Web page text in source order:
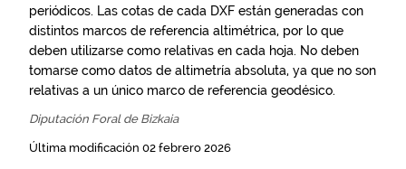
periódicos. Las cotas de cada DXF están generadas con
distintos marcos de referencia altimétrica, por lo que
deben utilizarse como relativas en cada hoja. No deben
tomarse como datos de altimetría absoluta, ya que no son
relativas a un único marco de referencia geodésico.
Diputación Foral de Bizkaia
Última modificación 02 febrero 2026